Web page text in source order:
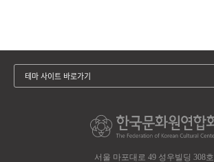
서울 마포대로 49 성우빌딩 308호
테마 사이트 바로가기